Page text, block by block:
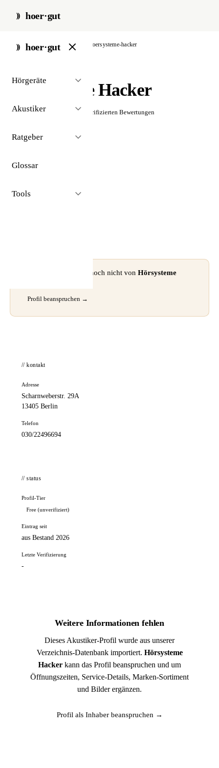
hoer·gut
hoer·gut
Hörgeräte
Akustiker
Ratgeber
Glossar
Tools
start / akustiker / berlin hoersysteme-hacker
Hörsysteme Hacker
☆☆☆☆☆ Noch keine verifizierten Bewertungen
⚠ Dieses Profil wurde noch nicht von Hörsysteme
Profil beanspruchen →
// kontakt
Adresse
Scharnweberstr. 29A
13405 Berlin
Telefon
030/22496694
// status
Profil-Tier
Free (unverifiziert)
Eintrag seit
aus Bestand 2026
Letzte Verifizierung
-
Weitere Informationen fehlen
Dieses Akustiker-Profil wurde aus unserer
Verzeichnis-Datenbank importiert. Hörsysteme
Hacker kann das Profil beanspruchen und um
Öffnungszeiten, Service-Details, Marken-Sortiment
und Bilder ergänzen.
Profil als Inhaber beanspruchen →